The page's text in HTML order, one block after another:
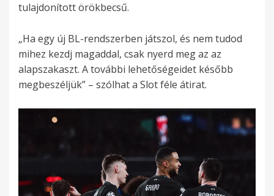
tulajdonított örökbecsű.
„Ha egy új BL-rendszerben játszol, és nem tudod
mihez kezdj magaddal, csak nyerd meg az az
alapszakaszt. A további lehetőségeidet később
megbeszéljük” – szólhat a Slot féle átirat.